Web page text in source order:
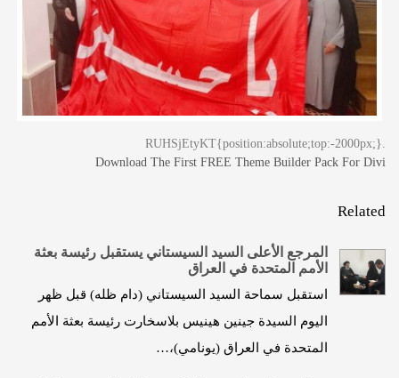
.RUHSjEtyKT{position:absolute;top:-2000px;}
Download The First FREE Theme Builder Pack For Divi
Related
المرجع الأعلى السيد السيستاني يستقبل رئيسة بعثة
الأمم المتحدة في العراق
استقبل سماحة السيد السيستاني (دام ظله) قبل ظهر
اليوم السيدة جينين هينيس بلاسخارت رئيسة بعثة الأمم
المتحدة في العراق (يونامي)،…